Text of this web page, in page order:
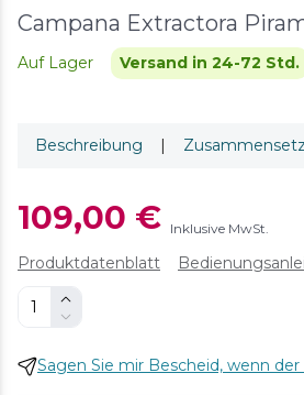
Campana Extractora
Auf Lager Versand in 24-72 Std.
Beschreibung |
109,00 € Inklusive MwSt.
Produktdatenblatt
Sagen Sie mir Bescheid, wenn der